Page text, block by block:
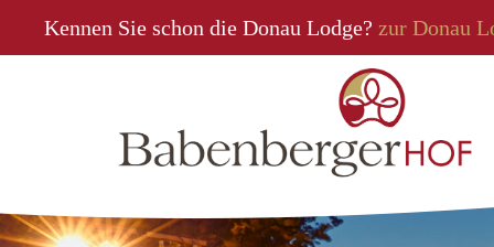
Kennen Sie schon die Donau Lodge? zur Donau